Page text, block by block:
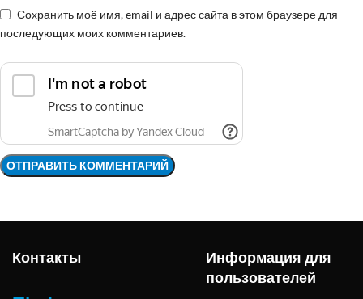
Сохранить моё имя, email и адрес сайта в этом браузере для
последующих моих комментариев.
Контакты
Информация для
пользователей